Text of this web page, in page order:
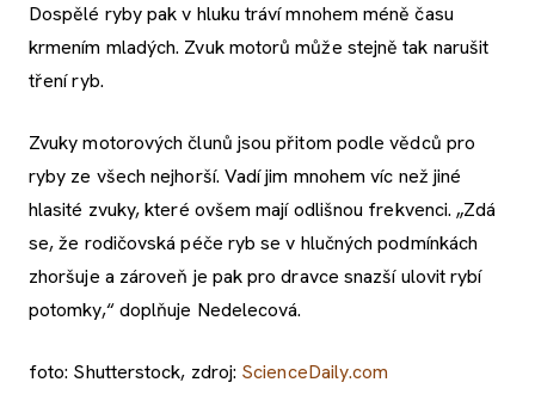
Dospělé ryby pak v hluku tráví mnohem méně času
krmením mladých. Zvuk motorů může stejně tak narušit
tření ryb.
Zvuky motorových člunů jsou přitom podle vědců pro
ryby ze všech nejhorší. Vadí jim mnohem víc než jiné
hlasité zvuky, které ovšem mají odlišnou frekvenci. „Zdá
se, že rodičovská péče ryb se v hlučných podmínkách
zhoršuje a zároveň je pak pro dravce snazší ulovit rybí
potomky,“ doplňuje Nedelecová.
foto: Shutterstock, zdroj: ScienceDaily.com